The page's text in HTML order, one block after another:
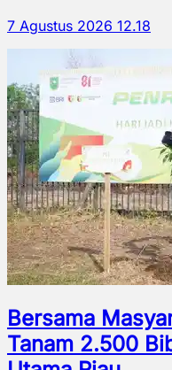
7 Agustus 2026 12.18
Bersama
Tanam 2.500